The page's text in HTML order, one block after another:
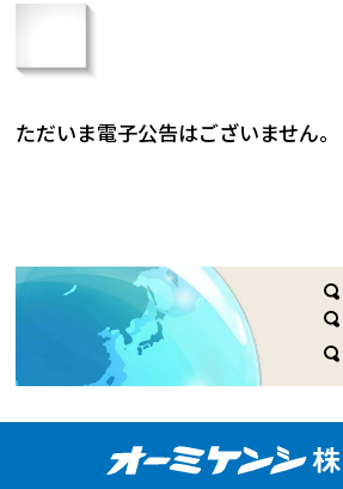
ただいま電子公告はございません。